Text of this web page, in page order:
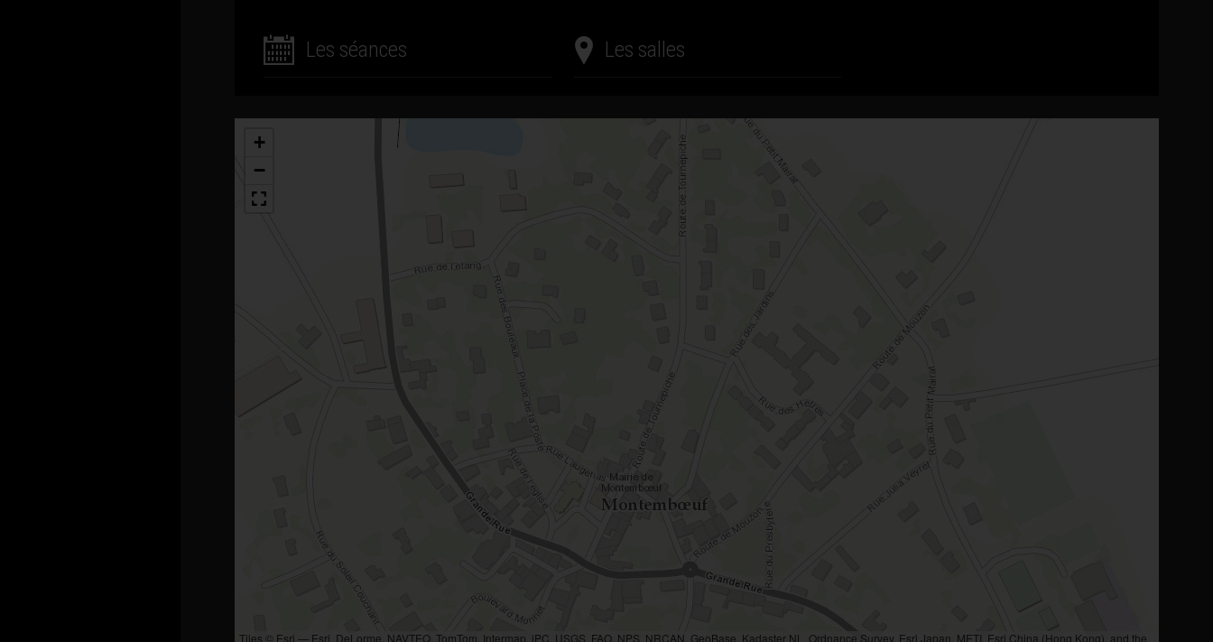
Les séances Les salles
+
−
Tiles © Esri — Esri, DeLorme, NAVTEQ, TomTom, Intermap, iPC, USGS, FAO, NPS, NRCAN, GeoBase, Kadaster NL, Ordnance Survey, Esri Japan, METI, Esri China (Hong Kong), and the